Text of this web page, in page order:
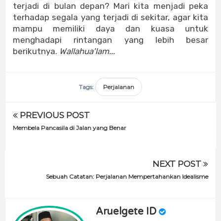
terjadi di bulan depan? Mari kita menjadi peka
terhadap segala yang terjadi di sekitar, agar kita
mampu memiliki daya dan kuasa untuk
menghadapi rintangan yang lebih besar
berikutnya. Wallahua'lam...
Tags: Perjalanan
PREVIOUS POST
Membela Pancasila di Jalan yang Benar
NEXT POST
Sebuah Catatan: Perjalanan Mempertahankan Idealisme
Aruelgete ID